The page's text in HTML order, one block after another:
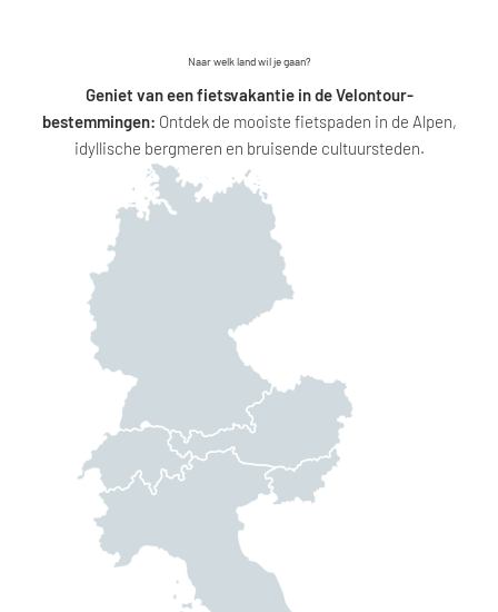
Naar welk land wil je gaan?
Geniet van een fietsvakantie in de Velontour-
bestemmingen: Ontdek de mooiste fietspaden in de Alpen,
idyllische bergmeren en bruisende cultuursteden.